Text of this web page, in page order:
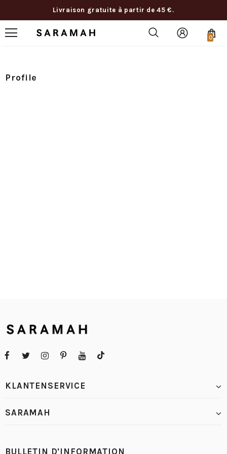
Livraison gratuite à partir de 45 €.
0
Profile
KLANTENSERVICE
SARAMAH
BULLETIN D'INFORMATION